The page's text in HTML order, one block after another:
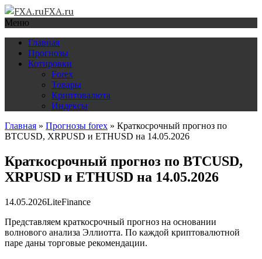
FXA.ru
Меню
Главная
Прогнозы
Котировки
Forex
Товары
Криптовалюта
Индексы
Главная » Прогнозы forex » Краткосрочный прогноз по
BTCUSD, XRPUSD и ETHUSD на 14.05.2026
Краткосрочный прогноз по BTCUSD,
XRPUSD и ETHUSD на 14.05.2026
14.05.2026LiteFinance
Представляем краткосрочный прогноз на основании
волнового анализа Эллиотта. По каждой криптовалютной
паре даны торговые рекомендации.